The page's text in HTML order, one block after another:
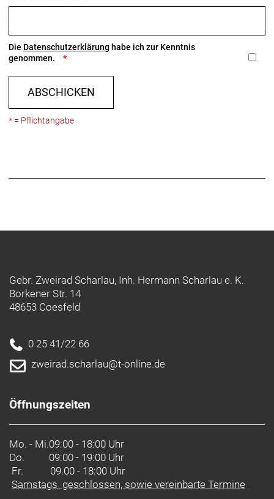
Die Datenschutzerklärung habe ich zur Kenntnis
genommen.
ABSCHICKEN
* = Pflichtangabe
Gebr. Zweirad Scharlau, Inh. Hermann Scharlau e. K.
Borkener Str. 14
48653 Coesfeld
0 25 41/22 66
zweirad.scharlau@t-online.de
Öffnungszeiten
Mo. - Mi.09:00 - 18:00 Uhr
Do.
09:00 - 19:00 Uhr
Fr. 09.00 - 18:00 Uhr
Samstags geschlossen, sowie vereinbarte Termine